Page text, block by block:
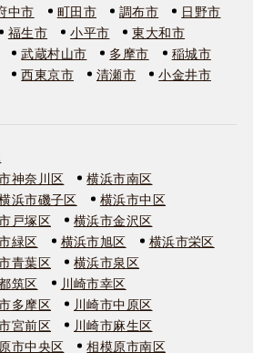
中市 町田市 調布市
日野市
福生市 小平市
東大和市
武蔵村山市 多摩市
稲城市
西東京市 清瀬市
小金井市
神奈川区
横浜市南区
浜市磯子区
横浜市中区
戸塚区
横浜市金沢区
緑区 横浜市旭区
横浜市栄区
青葉区
横浜市泉区
筑区
川崎市幸区
多摩区
川崎市中原区
宮前区
川崎市麻生区
市中央区
相模原市南区